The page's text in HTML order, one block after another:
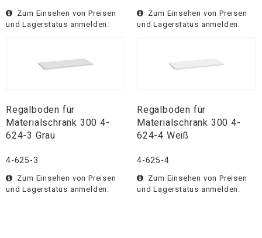
Zum Einsehen von Preisen
und Lagerstatus anmelden.
Zum Einsehen von Preisen
und Lagerstatus anmelden.
Regalboden für
Materialschrank 300 4-
624-3 Grau
4-625-3
Zum Einsehen von Preisen
und Lagerstatus anmelden.
Regalboden für
Materialschrank 300 4-
624-4 Weiß
4-625-4
Zum Einsehen von Preisen
und Lagerstatus anmelden.